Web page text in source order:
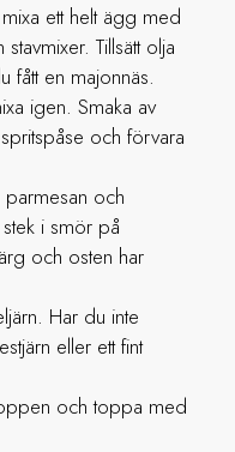
ett helt ägg med
Tillsätt olja
fått en majonnäs.
igen. Smaka av
och förvara
och
i smör på
och osten har
Har du inte
eller ett fint
och toppa med